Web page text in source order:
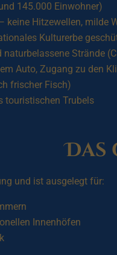
145.000 Einwohner)
keine Hitzewellen, milde
Kulturerbe
naturbelassene Strände
Auto, Zugang zu den
frischer Fisch)
touristischen Trubels
und ist ausgelegt für:
Innenhöfen